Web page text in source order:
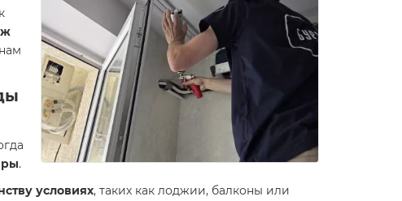
.
условиях, таких как лоджии, балконы или